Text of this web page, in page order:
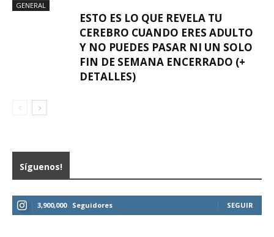
GENERAL
ESTO ES LO QUE REVELA TU
CEREBRO CUANDO ERES ADULTO
Y NO PUEDES PASAR NI UN SOLO
FIN DE SEMANA ENCERRADO (+
DETALLES)
Síguenos!
3,900,000 Seguidores SEGUIR